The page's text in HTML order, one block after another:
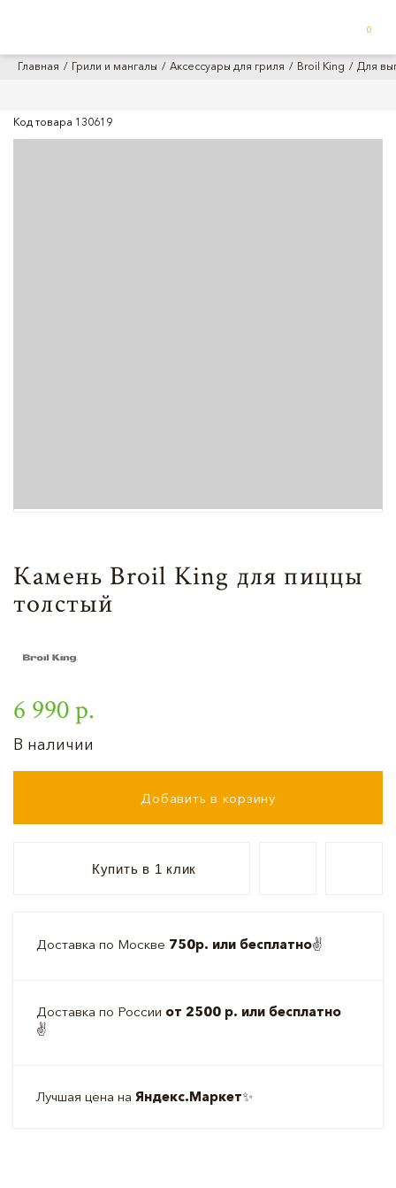
0
Главная Грили и мангалы Аксессуары для гриля Broil King Для
Код товара 130619
Камень Broil King для пиццы
толстый
6 990 р.
В наличии
Добавить в корзину
Купить в 1 клик
Доставка по Москве 750р. или бесплатно✌️
Доставка по России от 2500 р. или бесплатно
✌️
Лучшая цена на Яндекс.Маркет✨